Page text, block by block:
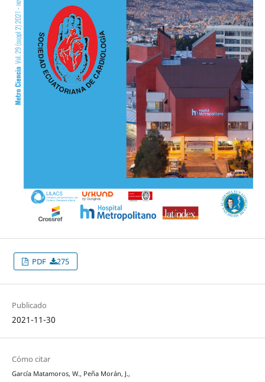
PDF 275
Publicado
2021-11-30
Cómo citar
García Matamoros, W., Peña Morán, J.,